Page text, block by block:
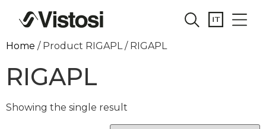
Home / Product RIGAPL / RIGAPL
RIGAPL
Showing the single result